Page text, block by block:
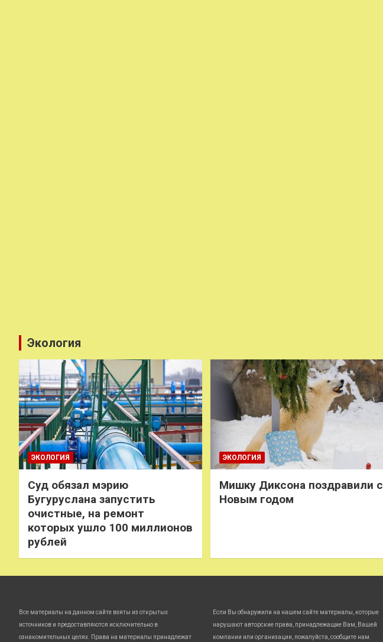
Экология
ЭКОЛОГИЯ
Суд обязал мэрию
Бугуруслана запустить
очистные, на ремонт
которых ушло 100 миллионов
рублей
ЭКОЛОГИЯ
Мишку Диксона поздравили с
Новым годом
Все материалы на данном сайте взяты из открытых
источников и предоставляются исключительно в
ознакомительных целях. Права на материалы принадлежат
Если Вы обнаружили на нашем сайте материалы, которые
нарушают авторские права, принадлежащие Вам, Вашей
компании или организации, пожалуйста, сообщите нам.